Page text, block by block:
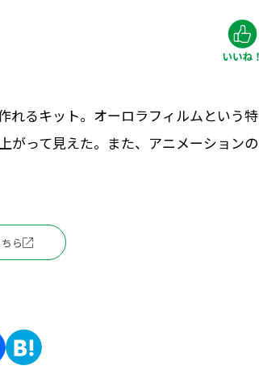
れるキット。オーロラフィルムという特
がって見えた。また、アニメーションの
ら